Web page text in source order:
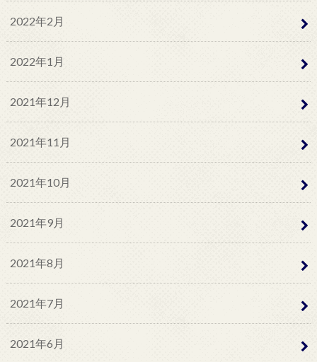
2022年2月
2022年1月
2021年12月
2021年11月
2021年10月
2021年9月
2021年8月
2021年7月
2021年6月